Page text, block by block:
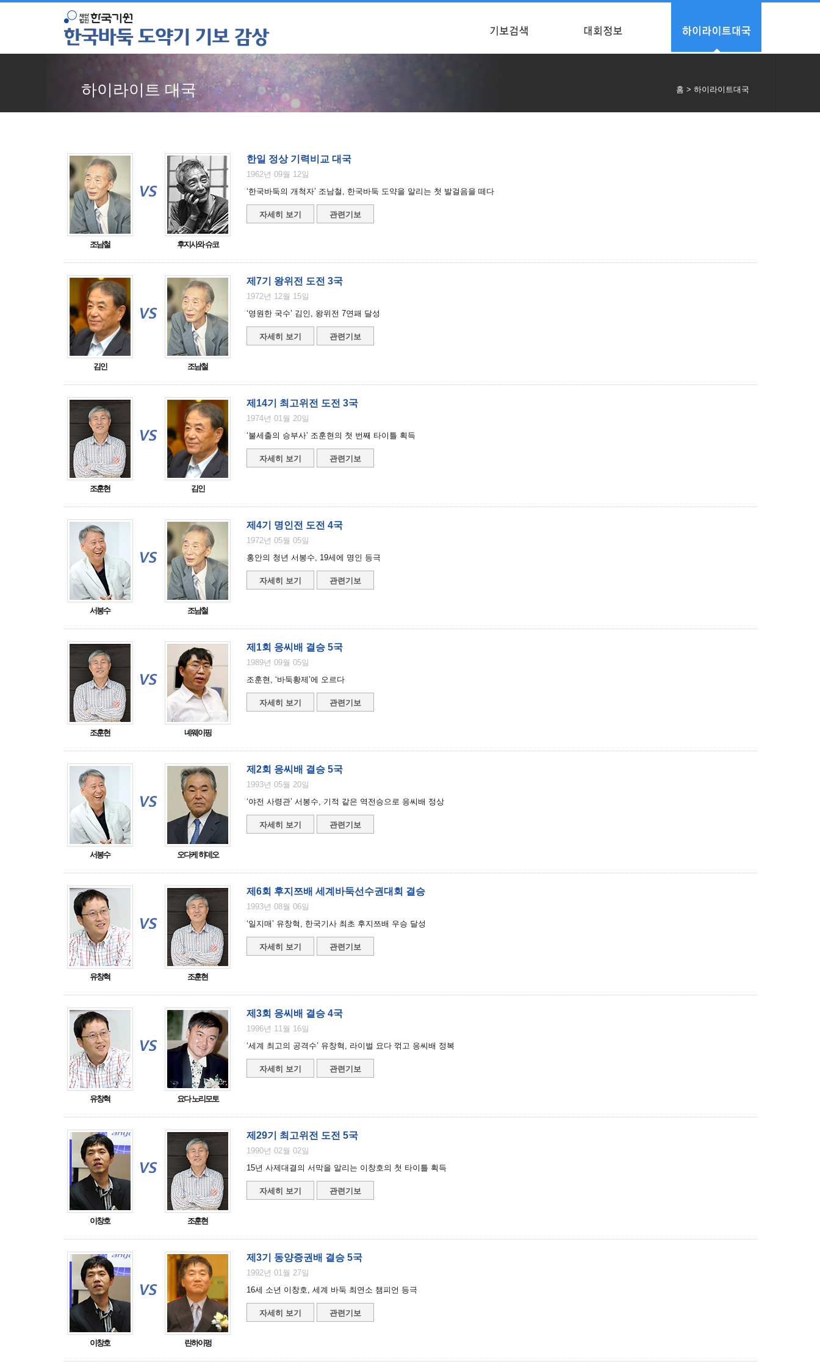
하이라이트 대국 홈 > 하이라이트대국
조남철 후지사와 슈코
한일 정상 기력비교 대국
1962년 09월 12일
‘한국바둑의 개척자’ 조남철, 한국바둑 도약을 알리는 첫 발걸음을 떼다
자세히 보기 관련기보
김인 조남철
제7기 왕위전 도전 3국
1972년 12월 15일
‘영원한 국수’ 김인, 왕위전 7연패 달성
자세히 보기 관련기보
조훈현 김인
제14기 최고위전 도전 3국
1974년 01월 20일
‘불세출의 승부사’ 조훈현의 첫 번째 타이틀 획득
자세히 보기 관련기보
서봉수 조남철
제4기 명인전 도전 4국
1972년 05월 05일
홍안의 청년 서봉수, 19세에 명인 등극
자세히 보기 관련기보
조훈현 녜웨이핑
제1회 응씨배 결승 5국
1989년 09월 05일
조훈현, ‘바둑황제’에 오르다
자세히 보기 관련기보
서봉수 오다케 히데오
제2회 응씨배 결승 5국
1993년 05월 20일
‘야전 사령관’ 서봉수, 기적 같은 역전승으로 응씨배 정상
자세히 보기 관련기보
유창혁 조훈현
제6회 후지쯔배 세계바둑선수권대회 결승
1993년 08월 06일
‘일지매’ 유창혁, 한국기사 최초 후지쯔배 우승 달성
자세히 보기 관련기보
유창혁 요다 노리모토
제3회 응씨배 결승 4국
1996년 11월 16일
‘세계 최고의 공격수’ 유창혁, 라이벌 요다 꺾고 응씨배 정복
자세히 보기 관련기보
이창호 조훈현
제29기 최고위전 도전 5국
1990년 02월 02일
15년 사제대결의 서막을 알리는 이창호의 첫 타이틀 획득
자세히 보기 관련기보
이창호 린하이펑
제3기 동양증권배 결승 5국
1992년 01월 27일
16세 소년 이창호, 세계 바둑 최연소 챔피언 등극
자세히 보기 관련기보